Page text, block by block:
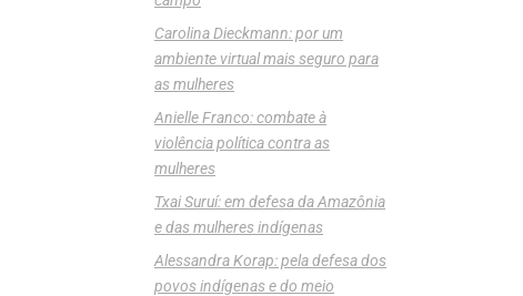
Carolina Dieckmann: por um
ambiente virtual mais seguro para
as mulheres
Anielle Franco: combate à
violência política contra as
mulheres
Txai Suruí: em defesa da Amazônia
e das mulheres indígenas
Alessandra Korap: pela defesa dos
povos indígenas e do meio